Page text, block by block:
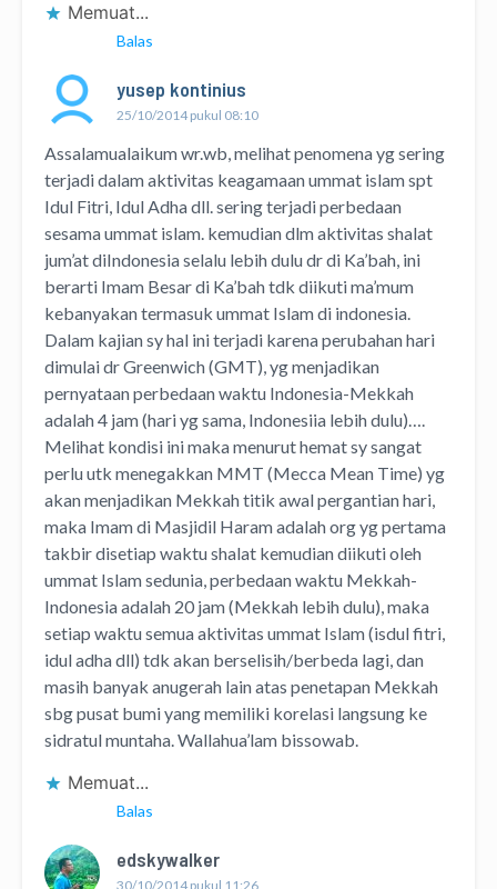
Memuat...
Balas
yusep kontinius
25/10/2014 pukul 08:10
Assalamualaikum wr.wb, melihat penomena yg sering
terjadi dalam aktivitas keagamaan ummat islam spt
Idul Fitri, Idul Adha dll. sering terjadi perbedaan
sesama ummat islam. kemudian dlm aktivitas shalat
jum’at diIndonesia selalu lebih dulu dr di Ka’bah, ini
berarti Imam Besar di Ka’bah tdk diikuti ma’mum
kebanyakan termasuk ummat Islam di indonesia.
Dalam kajian sy hal ini terjadi karena perubahan hari
dimulai dr Greenwich (GMT), yg menjadikan
pernyataan perbedaan waktu Indonesia-Mekkah
adalah 4 jam (hari yg sama, Indonesiia lebih dulu)….
Melihat kondisi ini maka menurut hemat sy sangat
perlu utk menegakkan MMT (Mecca Mean Time) yg
akan menjadikan Mekkah titik awal pergantian hari,
maka Imam di Masjidil Haram adalah org yg pertama
takbir disetiap waktu shalat kemudian diikuti oleh
ummat Islam sedunia, perbedaan waktu Mekkah-
Indonesia adalah 20 jam (Mekkah lebih dulu), maka
setiap waktu semua aktivitas ummat Islam (isdul fitri,
idul adha dll) tdk akan berselisih/berbeda lagi, dan
masih banyak anugerah lain atas penetapan Mekkah
sbg pusat bumi yang memiliki korelasi langsung ke
sidratul muntaha. Wallahua’lam bissowab.
Memuat...
Balas
edskywalker
30/10/2014 pukul 11:26